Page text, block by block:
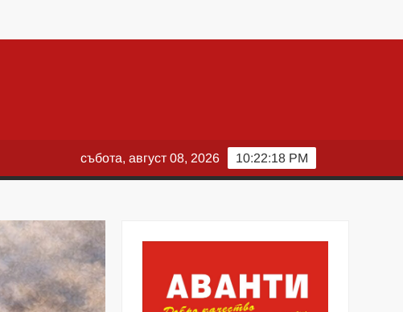
10:22:19 PM
събота, август 08, 2026